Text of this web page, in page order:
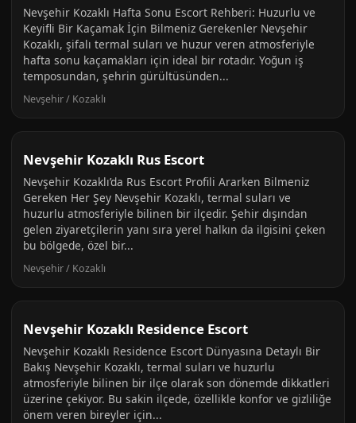
Nevşehir Kozaklı Hafta Sonu Escort Rehberi: Huzurlu ve
Keyifli Bir Kaçamak İçin Bilmeniz Gerekenler Nevşehir
Kozaklı, şifalı termal suları ve huzur veren atmosferiyle
hafta sonu kaçamakları için ideal bir rotadır. Yoğun iş
temposundan, şehrin gürültüsünden...
Nevşehir / Kozaklı
Nevşehir Kozaklı Rus Escort
Nevşehir Kozaklı’da Rus Escort Profili Ararken Bilmeniz
Gereken Her Şey Nevşehir Kozaklı, termal suları ve
huzurlu atmosferiyle bilinen bir ilçedir. Şehir dışından
gelen ziyaretçilerin yanı sıra yerel halkın da ilgisini çeken
bu bölgede, özel bir...
Nevşehir / Kozaklı
Nevşehir Kozaklı Residence Escort
Nevşehir Kozaklı Residence Escort Dünyasına Detaylı Bir
Bakış Nevşehir Kozaklı, termal suları ve huzurlu
atmosferiyle bilinen bir ilçe olarak son dönemde dikkatleri
üzerine çekiyor. Bu sakin ilçede, özellikle konfor ve gizliliğe
önem veren bireyler için...